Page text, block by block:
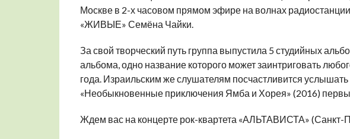
Москве в 2-х часовом прямом эфире на волнах
«ЖИВЫЕ» Семёна Чайки.
За свой творческий путь группа выпустила 5 студийных
альбома, одно название которого может заинтриговать
года. Израильским же слушателям посчастливится
«Необыкновенные приключения Ямба и Хорея» (2016)
Ждем вас на концерте рок-квартета «АЛЬТАВИСТА» (Санкт-